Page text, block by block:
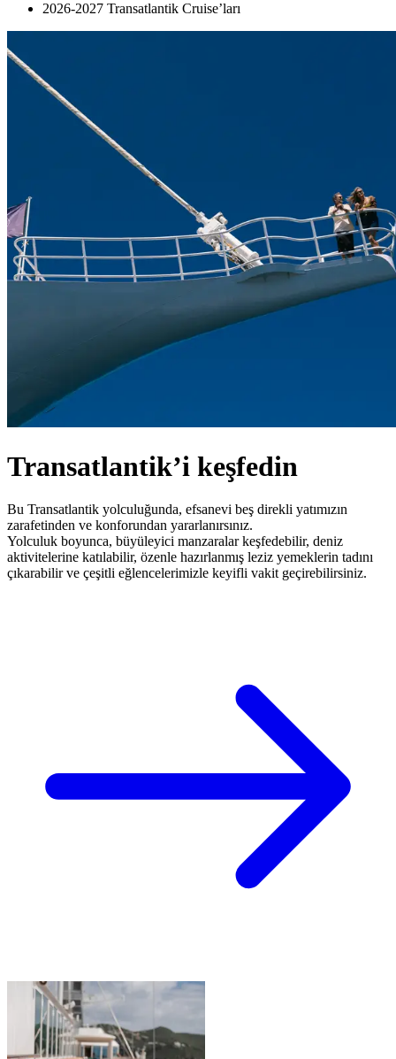
2026-2027 Transatlantik Cruise’ları
Transatlantik’i keşfedin
Bu Transatlantik yolculuğunda, efsanevi beş direkli yatımızın
zarafetinden ve konforundan yararlanırsınız.
Yolculuk boyunca, büyüleyici manzaralar keşfedebilir, deniz
aktivitelerine katılabilir, özenle hazırlanmış leziz yemeklerin tadını
çıkarabilir ve çeşitli eğlencelerimizle keyifli vakit geçirebilirsiniz.